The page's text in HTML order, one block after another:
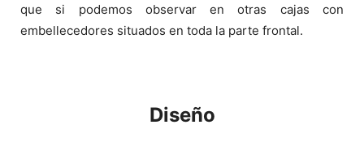
que si podemos observar en otras cajas con
embellecedores situados en toda la parte frontal.
Diseño